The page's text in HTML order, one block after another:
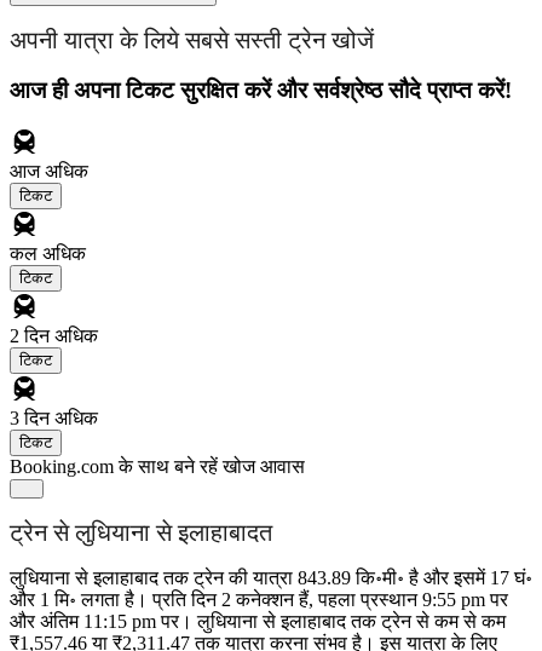
अपनी यात्रा के लिये सबसे सस्ती ट्रेन खोजें
आज ही अपना टिकट सुरक्षित करें और सर्वश्रेष्ठ सौदे प्राप्त करें!
आजअधिक
टिकट
कल अधिक
टिकट
2 दिनअधिक
टिकट
3 दिनअधिक
टिकट
Booking.com के साथ बने रहें खोज आवास
ट्रेन से लुधियाना से इलाहाबादत
लुधियाना से इलाहाबाद तक ट्रेन की यात्रा 843.89 कि॰मी॰ है और इसमें 17 घं॰
और 1 मि॰ लगता है। प्रति दिन 2 कनेक्शन हैं, पहला प्रस्थान 9:55 pm पर
और अंतिम 11:15 pm पर। लुधियाना से इलाहाबाद तक ट्रेन से कम से कम
₹1,557.46 या ₹2,311.47 तक यात्रा करना संभव है। इस यात्रा के लिए